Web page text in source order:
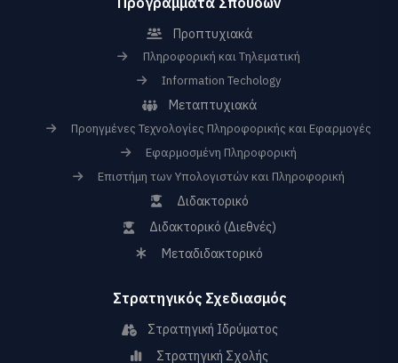
Προπτυχιακά
Πληροφορική και Τηλεματική
Information Techology
Μεταπτυχιακά
Προηγμένες Τεχνολογίες Πληροφορικής και Εφαρμογές
Εφαρμοσμένη Πληροφορική
Επιστήμη των Υπολογιστών και Πληροφορική
Διδακτορικό
Διδακτορικό (Διεθνές)
Μεταδιδακτορικό
Στρατηγικός Σχεδιασμός
Στρατηγική Ιδρύματος
Στρατηγική Σχολής